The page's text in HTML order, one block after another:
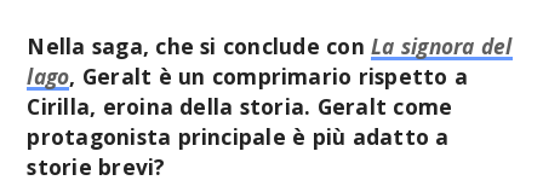
Nella saga, che si conclude conLa signora del
lago, Geralt è un comprimario rispetto a
Cirilla, eroina della storia. Geralt come
protagonista principale è più adatto a
storie brevi?